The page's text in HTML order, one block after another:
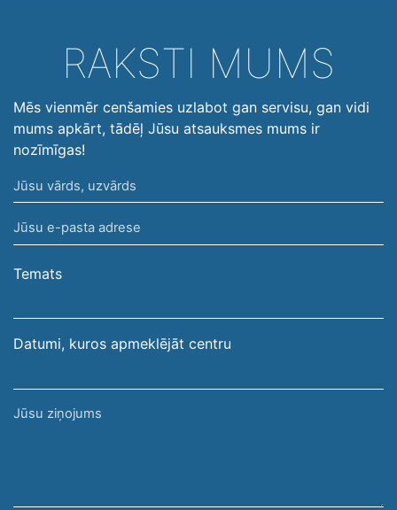
RAKSTI MUMS
Mēs vienmēr cenšamies uzlabot gan servisu, gan vidi
mums apkārt, tādēļ Jūsu atsauksmes mums ir
nozīmīgas!
Jūsu
vārds,
uzvārds
Jūsu
e-
pasta
Temats
Datumi, kuros apmeklējāt centru
Jūsu